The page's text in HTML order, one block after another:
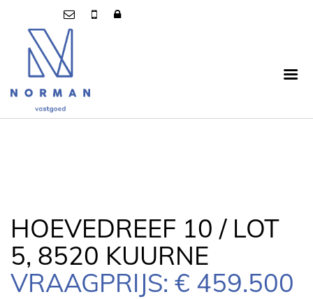
HOEVEDREEF 10 / LOT
5, 8520 KUURNE
VRAAGPRIJS: € 459.500